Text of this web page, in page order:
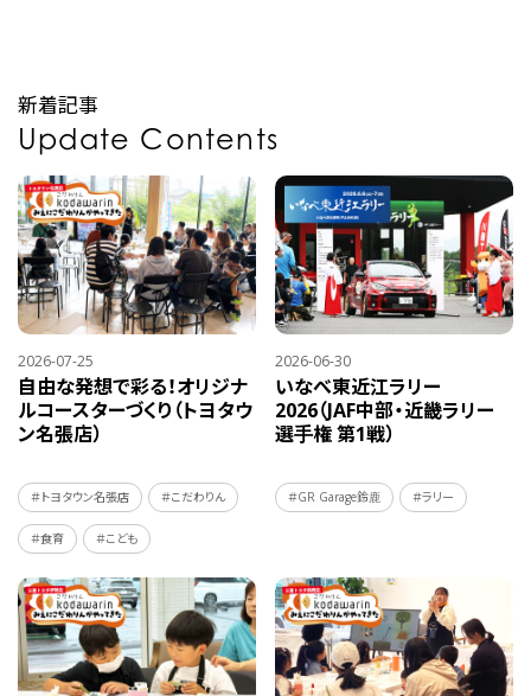
新着記事
Update Contents
2026-07-25
自由な発想で彩る！オリジナ
ルコースターづくり（トヨタウ
ン名張店）
＃トヨタウン名張店 ＃こだわりん
＃食育 ＃こども
2026-06-30
いなべ東近江ラリー
2026（JAF中部・近畿ラリー
選手権 第1戦）
＃GR Garage鈴鹿 ＃ラリー